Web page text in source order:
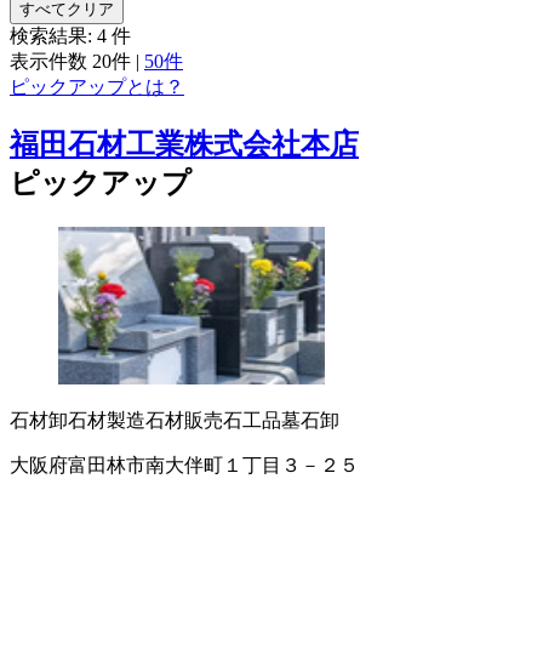
すべてクリア
検索結果: 4 件
表示件数 20件 | 50件
ピックアップとは？
福田石材工業株式会社本店
ピックアップ
石材卸石材製造石材販売石工品墓石卸
大阪府富田林市南大伴町１丁目３－２５